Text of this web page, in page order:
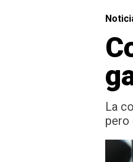
La
pero